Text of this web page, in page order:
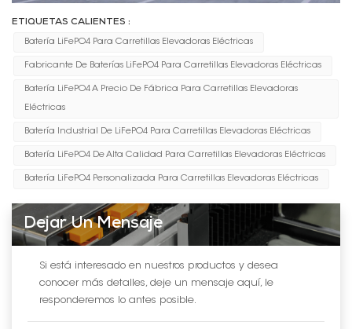
ETIQUETAS CALIENTES :
Batería LiFePO4 Para Carretillas Elevadoras Eléctricas
Fabricante De Baterías LiFePO4 Para Carretillas Elevadoras Eléctricas
Batería LiFePO4 A Precio De Fábrica Para Carretillas Elevadoras
Eléctricas
Batería Industrial De LiFePO4 Para Carretillas Elevadoras Eléctricas
Batería LiFePO4 De Alta Calidad Para Carretillas Elevadoras Eléctricas
Batería LiFePO4 Personalizada Para Carretillas Elevadoras Eléctricas
Dejar Un Mensaje
Si está interesado en nuestros productos y desea
conocer más detalles, deje un mensaje aquí, le
responderemos lo antes posible.